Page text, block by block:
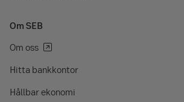
Om SEB
Om oss
Hitta bankkontor
Hållbar ekonomi